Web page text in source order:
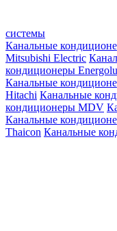
системы
Канальные
Mitsubishi Electric
кондиционеры
Канальные
Hitachi Канальные
кондиционеры MDV
Канальные
Thaicon Канальные